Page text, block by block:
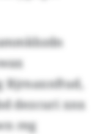
Bjrnaxnftud,
dezcuri xnx
reg